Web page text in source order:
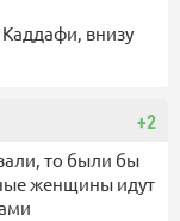
внизу
+2
то были бы
женщины идут